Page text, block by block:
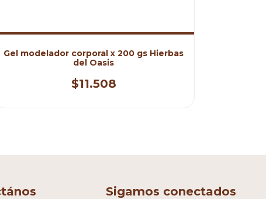
Gel modelador corporal x 200 gs Hierbas
del Oasis
$11.508
Sigamos conectados